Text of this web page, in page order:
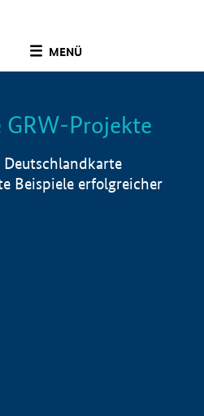
MENÜ
Info
Projekte
Beispiele erfolgreicher